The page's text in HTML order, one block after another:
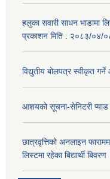
हलुका सवारी साधन भाडामा
प्रकाशन मिति : २०८३/०४/
विद्युतीय बोलपत्र स्वीकृत
आशयको सूचना-सेनिटरी प्याड
छात्रवृत्तिको अनलाइन
लिस्टमा रहेका बिद्यार्थी बिवरण